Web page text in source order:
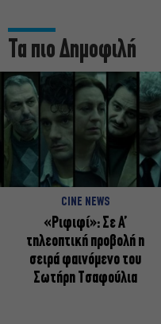
Τα πιο Δημοφιλή
CINE NEWS
«Ριφιφί»: Σε Α’
τηλεοπτική προβολή η
σειρά φαινόμενο του
Σωτήρη Τσαφούλια